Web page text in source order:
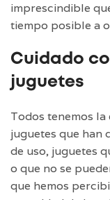
imprescindible
tiempo posible a
Cuidado
juguetes
Todos tenemos
juguetes que han
de uso, juguetes
o que no se
que hemos